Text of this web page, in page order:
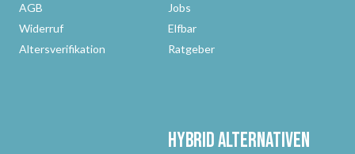
AGB
Widerruf
Altersverifikation
Jobs
Elfbar
Ratgeber
Hybrid Alternativen